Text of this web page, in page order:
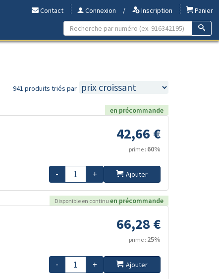
Contact Connexion / Inscription
Panier
941 produits triés par
en précommande
42,66 €
prime : 60%
- + Ajouter
Disponible en continu en précommande
66,28 €
prime : 25%
- + Ajouter